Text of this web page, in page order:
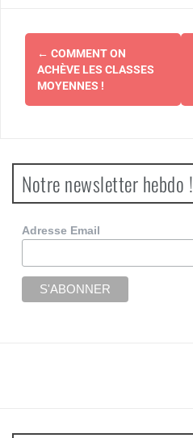
Navigation
d'article
← COMMENT ON
ACHÈVE LES CLASSES
MOYENNES !
Notre newsletter hebdo !
Adresse Email